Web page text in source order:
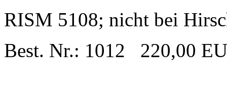
RISM 5108; nicht bei
Best. Nr.: 1012 220,00